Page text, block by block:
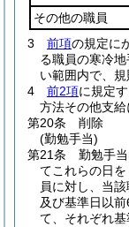
その他の職員
3
前項の規定に
る職員の寒冷地
い範囲内で、規
4
前2項に規定
方法その他支給
第20条
削除
(勤勉手当)
第21条
勤勉手
てこれらの日
員に対し、当
及び基準日以
て、それぞれ